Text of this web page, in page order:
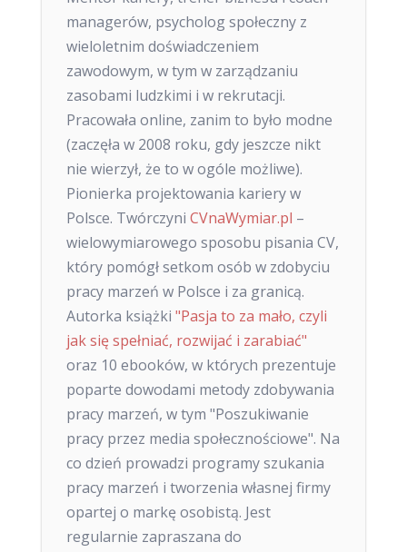
managerów, psycholog społeczny z
wieloletnim doświadczeniem
zawodowym, w tym w zarządzaniu
zasobami ludzkimi i w rekrutacji.
Pracowała online, zanim to było modne
(zaczęła w 2008 roku, gdy jeszcze nikt
nie wierzył, że to w ogóle możliwe).
Pionierka projektowania kariery w
Polsce. Twórczyni CVnaWymiar.pl –
wielowymiarowego sposobu pisania CV,
który pomógł setkom osób w zdobyciu
pracy marzeń w Polsce i za granicą.
Autorka książki "Pasja to za mało, czyli
jak się spełniać, rozwijać i zarabiać"
oraz 10 ebooków, w których prezentuje
poparte dowodami metody zdobywania
pracy marzeń, w tym "Poszukiwanie
pracy przez media społecznościowe". Na
co dzień prowadzi programy szukania
pracy marzeń i tworzenia własnej firmy
opartej o markę osobistą. Jest
regularnie zapraszana do